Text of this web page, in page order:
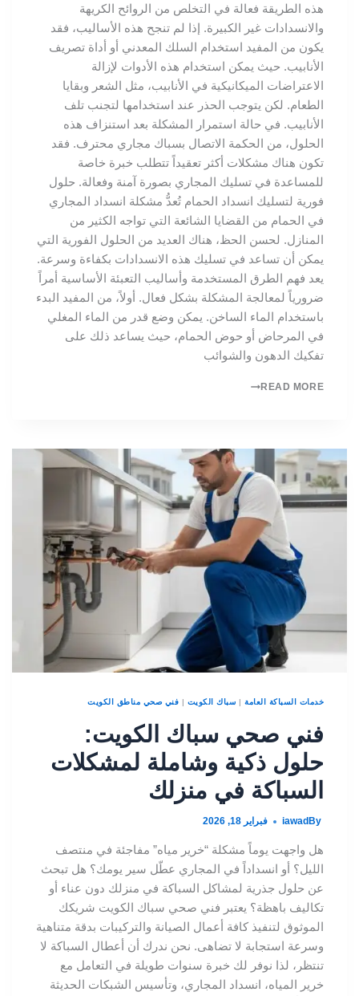
هذه الطريقة فعالة في التخلص من الروائح الكريهة
والانسدادات غير الكبيرة. إذا لم تنجح هذه الأساليب، فقد
يكون من المفيد استخدام السلك المعدني أو أداة تصريف
الأنابيب. حيث يمكن استخدام هذه الأدوات لإزالة
الاعتراضات الميكانيكية في الأنابيب، مثل الشعر وبقايا
الطعام. لكن يتوجب الحذر عند استخدامها لتجنب تلف
الأنابيب. في حالة استمرار المشكلة بعد استنزاف هذه
الحلول، من الحكمة الاتصال بسباك مجاري محترف. فقد
تكون هناك مشكلات أكثر تعقيداً تتطلب خبرة خاصة
للمساعدة في تسليك المجاري بصورة آمنة وفعالة. حلول
فورية لتسليك انسداد الحمام تُعدُّ مشكلة انسداد المجاري
في الحمام من القضايا الشائعة التي تواجه الكثير من
المنازل. لحسن الحظ، هناك العديد من الحلول الفورية التي
يمكن أن تساعد في تسليك هذه الانسدادات بكفاءة وسرعة.
يعد فهم الطرق المستخدمة وأساليب التعبئة الأساسية أمراً
ضرورياً لمعالجة المشكلة بشكل فعال. أولاً، من المفيد البدء
باستخدام الماء الساخن. يمكن وضع قدر من الماء المغلي
في المرحاض أو حوض الحمام، حيث يساعد ذلك على
تفكيك الدهون والشوائب
READ MORE
خدمات السباكة العامة| سباك الكويت فني صحي مناطق الكويت
فني صحي سباك الكويت:
حلول ذكية وشاملة لمشكلات
السباكة في منزلك
By
iawad فبراير 18, 2026
هل واجهت يوماً مشكلة “خرير مياه” مفاجئة في منتصف
الليل؟ أو انسداداً في المجاري عطّل سير يومك؟ هل تبحث
عن حلول جذرية لمشاكل السباكة في منزلك دون عناء أو
تكاليف باهظة؟ يعتبر فني صحي سباك الكويت شريكك
الموثوق لتنفيذ كافة أعمال الصيانة والتركيبات بدقة متناهية
وسرعة استجابة لا تضاهى. نحن ندرك أن أعطال السباكة لا
تنتظر، لذا نوفر لك خبرة سنوات طويلة في التعامل مع
خرير المياه، انسداد المجاري، وتأسيس الشبكات الحديثة